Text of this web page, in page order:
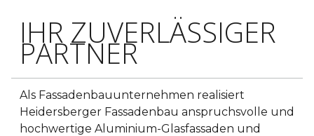
IHR ZUVERLÄSSIGER
PARTNER
Als Fassadenbauunternehmen realisiert
Heidersberger Fassadenbau anspruchsvolle und
hochwertige Aluminium-Glasfassaden und